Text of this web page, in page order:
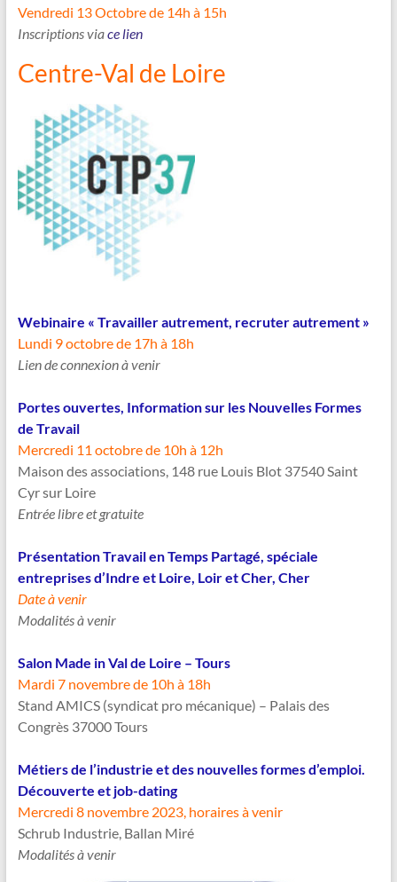
Vendredi 13 Octobre de 14h à 15h
Inscriptions viace lien
Centre-Val de Loire
Webinaire « Travailler autrement, recruter autrement»
Lundi 9 octobre de 17h à 18h
Lien de connexion à venir
Portes ouvertes, Information sur les Nouvelles Formes
de Travail
Mercredi 11 octobre de 10h à 12h
Maison des associations, 148 rue Louis Blot 37540 Saint
Cyr sur Loire
Entrée libre et gratuite
Présentation Travail en Temps Partagé, spéciale
entreprises d’Indre et Loire, Loir et Cher, Cher
Date à venir
Modalités à venir
Salon Made in Val de Loire – Tours
Mardi 7 novembre de 10h à 18h
Stand AMICS (syndicat pro mécanique) – Palais des
Congrès 37000 Tours
Métiers de l’industrie et des nouvelles formes d’emploi.
Découverte et job-dating
Mercredi 8 novembre 2023, horaires à venir
Schrub Industrie, Ballan Miré
Modalités à venir